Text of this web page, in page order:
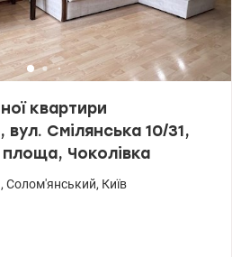
квартири
Смілянська 10/31,
Чоколівка
, Солом'янський, Київ